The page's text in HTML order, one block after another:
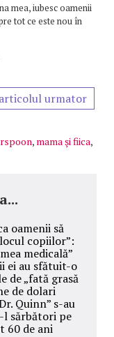
mea, iubesc oamenii
tot ce este nou în
articolul urmator
, mama şi fiica,
oamenii să
copiilor”:
medicală”
ei au sfătuit-o
de „fată grasă
de dolari
Quinn” s-au
l sărbători pe
60 de ani